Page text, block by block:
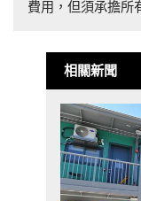
費用，但須承擔所
相關新聞